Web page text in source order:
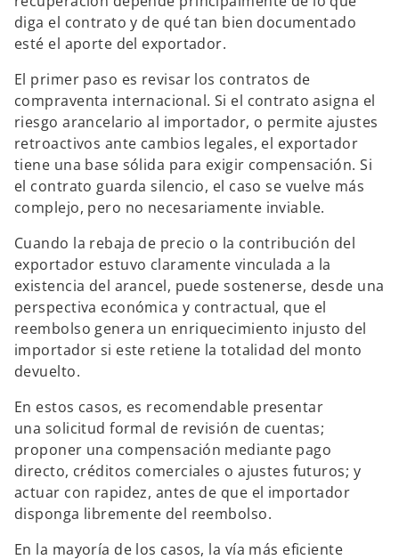
diga el contrato y de qué tan bien documentado
esté el aporte del exportador.
El primer paso es revisar los contratos de
compraventa internacional. Si el contrato asigna el
riesgo arancelario al importador, o permite ajustes
retroactivos ante cambios legales, el exportador
tiene una base sólida para exigir compensación. Si
el contrato guarda silencio, el caso se vuelve más
complejo, pero no necesariamente inviable.
Cuando la rebaja de precio o la contribución del
exportador estuvo claramente vinculada a la
existencia del arancel, puede sostenerse, desde una
perspectiva económica y contractual, que el
reembolso genera un enriquecimiento injusto del
importador si este retiene la totalidad del monto
devuelto.
En estos casos, es recomendable presentar
una solicitud formal de revisión de cuentas;
proponer una compensación mediante pago
directo, créditos comerciales o ajustes futuros; y
actuar con rapidez, antes de que el importador
disponga libremente del reembolso.
En la mayoría de los casos, la vía más eficiente